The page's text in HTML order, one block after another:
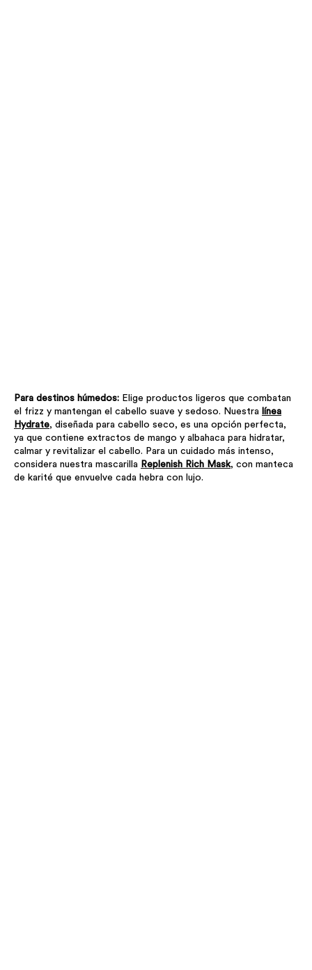
Para destinos húmedos: Elige productos ligeros que combatan
el frizz y mantengan el cabello suave y sedoso. Nuestra línea
Hydrate, diseñada para cabello seco, es una opción perfecta,
ya que contiene extractos de mango y albahaca para hidratar,
calmar y revitalizar el cabello. Para un cuidado más intenso,
considera nuestra mascarilla Replenish Rich Mask, con manteca
de karité que envuelve cada hebra con lujo.